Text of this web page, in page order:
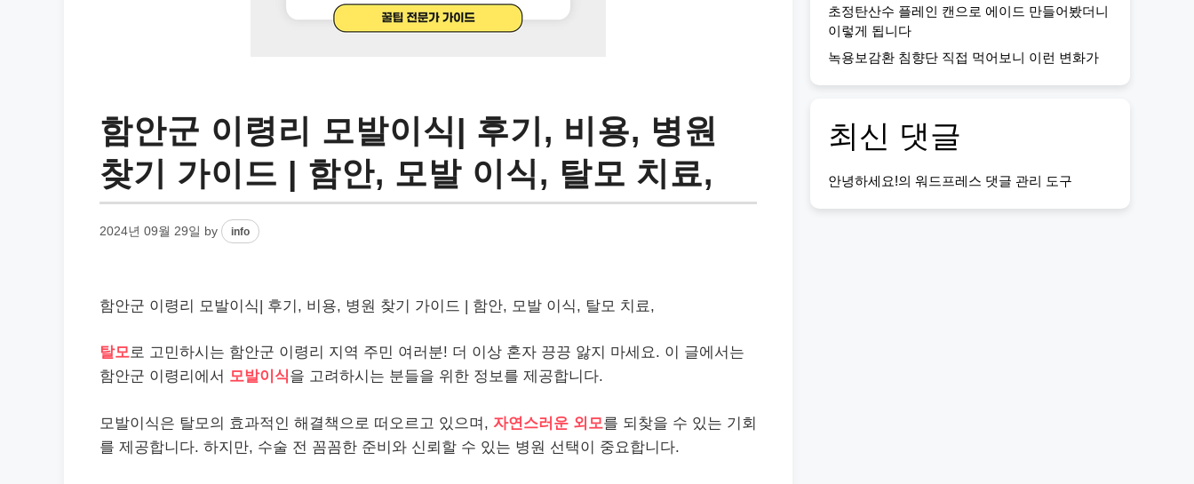
함안군 이령리 모발이식| 후기, 비용, 병원
찾기 가이드 | 함안, 모발 이식, 탈모 치료,
2024년 09월 29일 by info
함안군 이령리 모발이식| 후기, 비용, 병원 찾기 가이드 | 함안, 모발 이식, 탈모 치료,
탈모로 고민하시는 함안군 이령리 지역 주민 여러분! 더 이상 혼자 끙끙 앓지 마세요. 이 글에서는
함안군 이령리에서 모발이식을 고려하시는 분들을 위한 정보를 제공합니다.
모발이식은 탈모의 효과적인 해결책으로 떠오르고 있으며, 자연스러운 외모를 되찾을 수 있는 기회
를 제공합니다. 하지만, 수술 전 꼼꼼한 준비와 신뢰할 수 있는 병원 선택이 중요합니다.
초정탄산수 플레인 캔으로 에이드 만들어봤더니
이렇게 됩니다
녹용보감환 침향단 직접 먹어보니 이런 변화가
최신 댓글
안녕하세요!의 워드프레스 댓글 관리 도구